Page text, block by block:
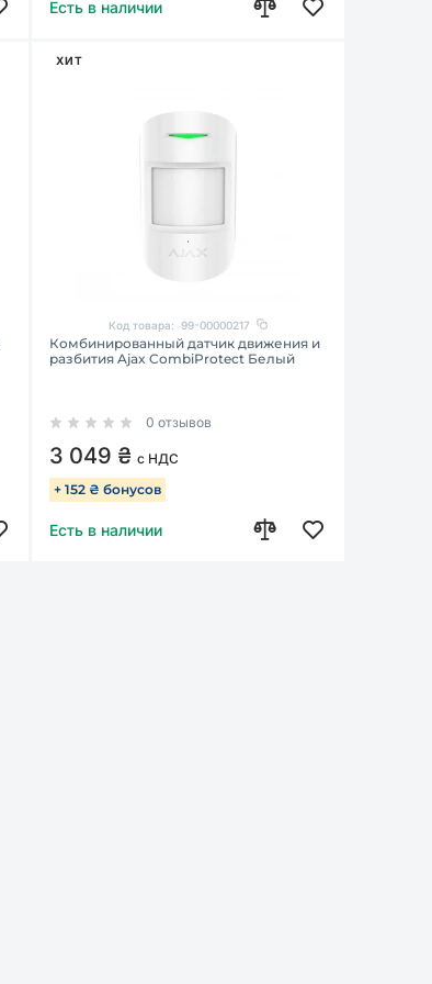
Есть в наличии
ХИТ
Код товара: 99-00000217
Комбинированный датчик движения и
разбития Ajax CombiProtect Белый
0 отзывов
3 049 ₴с НДС
+ 152 ₴ бонусов
Есть в наличии